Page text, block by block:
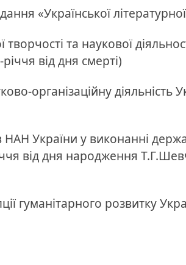
«Української
та наукової
від дня смерті)
організаційну
України у виконанні
від дня народження
гуманітарного розвитку